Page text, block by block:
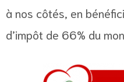
à nos côtés, en
d’impôt de 66% du